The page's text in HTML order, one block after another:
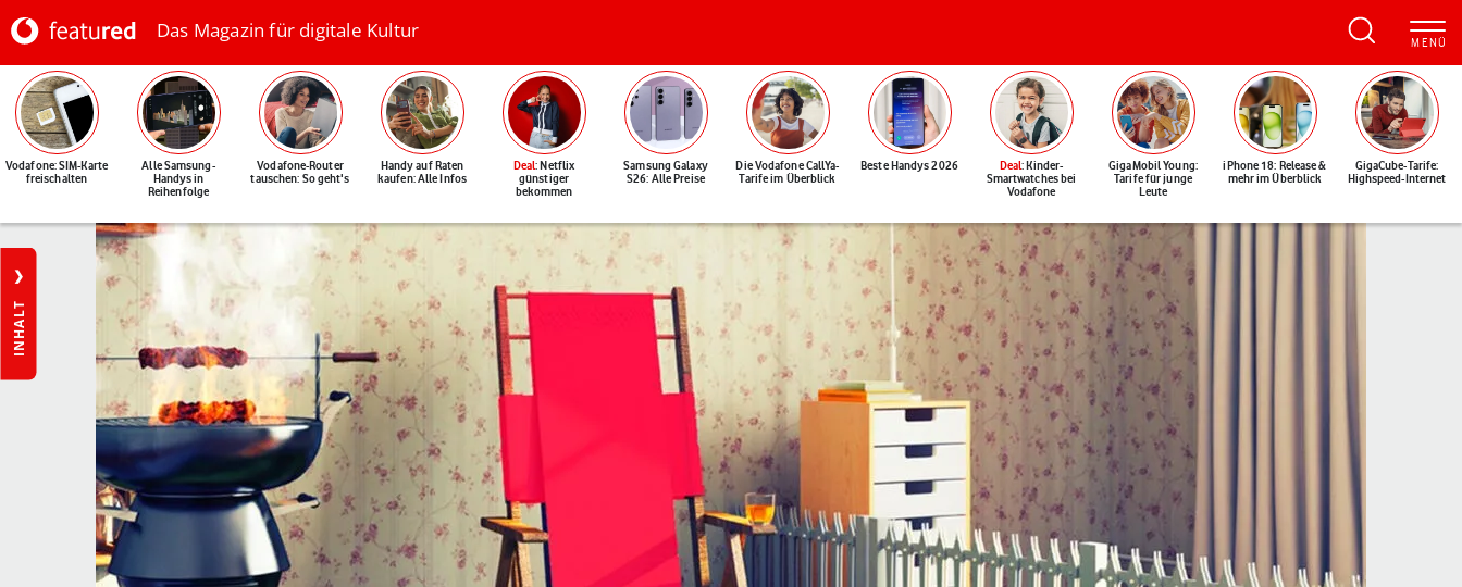
Das Magazin für digitale Kultur
Vodafone: SIM-Karte
freischalten
Alle Samsung-
Handys in
Reihenfolge
Vodafone-Router
tauschen: So geht's
Handy auf Raten
kaufen: Alle Infos
Deal: Netflix
günstiger
bekommen
Samsung Galaxy
S26: Alle Preise
Die Vodafone CallYa-
Tarife im Überblick
Beste Handys 2026 Deal: Kinder-
Smartwatches bei
Vodafone
GigaMobil Young:
Tarife für junge
Leute
iPhone 18: Release &
mehr im Überblick
GigaCube-Tarife:
Highspeed-Internet
INHALT